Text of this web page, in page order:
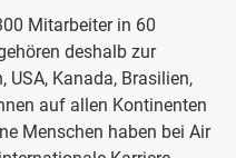
Mitarbeiter in 60
deshalb zur
USA, Kanada, Brasilien,
auf allen Kontinenten
Menschen haben bei Air